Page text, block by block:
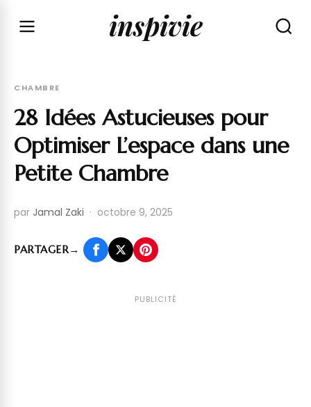
inspivie
CHAMBRE
28 Idées Astucieuses pour
Optimiser L’espace dans une
Petite Chambre
par Jamal Zaki · octobre 9, 2025
PARTAGER→
PUBLICITÉ